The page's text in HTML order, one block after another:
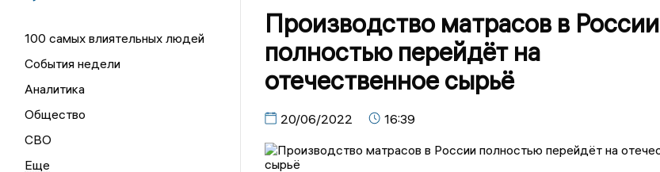
100 самых влиятельных людей
События недели
Аналитика
Общество
СВО
Производство матрасов в России
полностью перейдёт на
отечественное сырьё
20/06/2022 16:39